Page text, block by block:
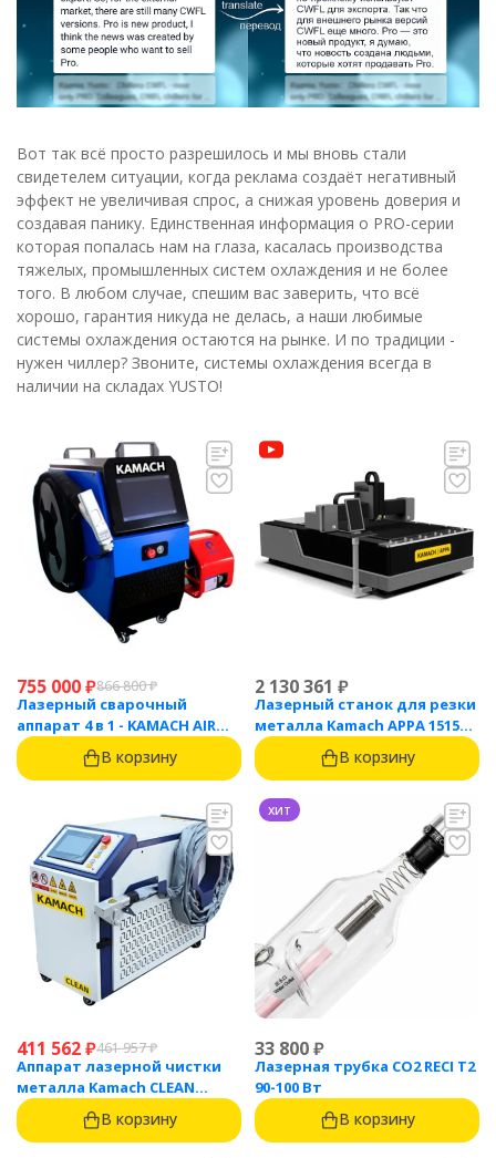
Вот так всё просто разрешилось и мы вновь стали
свидетелем ситуации, когда реклама создаёт негативный
эффект не увеличивая спрос, а снижая уровень доверия и
создавая панику. Единственная информация о PRO-серии
которая попалась нам на глаза, касалась производства
тяжелых, промышленных систем охлаждения и не более
того. В любом случае, спешим вас заверить, что всё
хорошо, гарантия никуда не делась, а наши любимые
системы охлаждения остаются на рынке. И по традиции -
нужен чиллер? Звоните, системы охлаждения всегда в
наличии на складах YUSTO!
755 000₽866 800₽
Лазерный сварочный
аппарат 4 в 1 - KAMACH AIR
1500
В корзину
2 130 361 ₽
Лазерный станок для резки
металла Kamach APPA 1515
(1500 Вт)
В корзину
411 562₽461 957₽
Аппарат лазерной чистки
металла Kamach CLEAN
1500BW
В корзину
хит
33 800₽
Лазерная трубка CO2 RECI T2
90-100 Вт
В корзину